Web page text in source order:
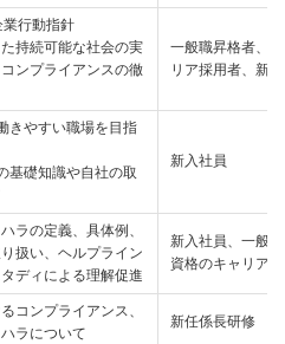
業行動指針
持続可能な社会の実
ンプライアンスの徹
一般職昇格者、
リア採用者、新
きやすい職場を目指
基礎知識や自社の取
新入社員
ラの定義、具体例、
扱い、ヘルプライン
ディによる理解促進
新入社員、一般
資格のキャリア
コンプライアンス、
ラについて
新任係長研修